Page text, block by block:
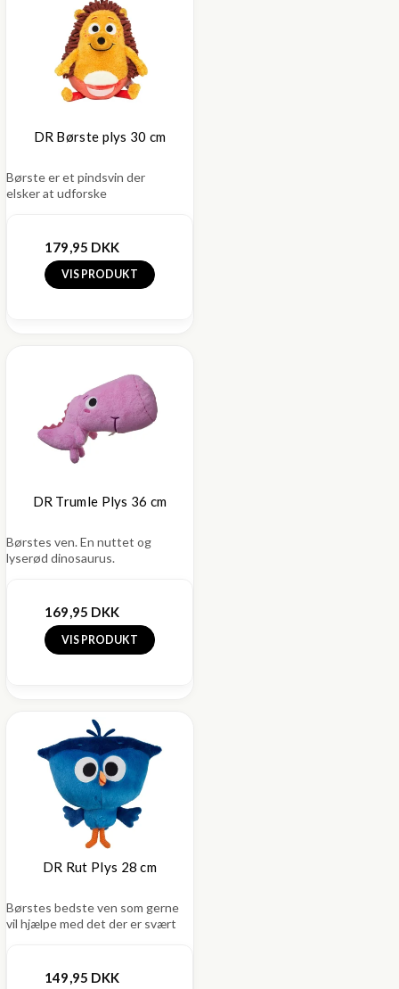
DR Børste plys 30 cm
Børste er et pindsvin der
elsker at udforske
179,95 DKK
VIS PRODUKT
DR Trumle Plys 36 cm
Børstes ven. En nuttet og
lyserød dinosaurus.
169,95 DKK
VIS PRODUKT
DR Rut Plys 28 cm
Børstes bedste ven som gerne
vil hjælpe med det der er svært
149,95 DKK